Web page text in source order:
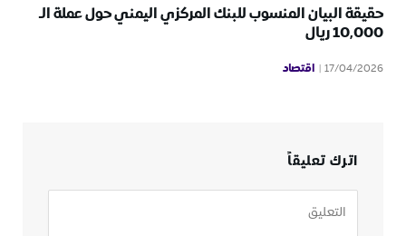
حقيقة البيان المنسوب للبنك المركزي اليمني حول عملة الـ
10,000 ريال
17/04/2026 اقتصاد
اترك تعليقاً